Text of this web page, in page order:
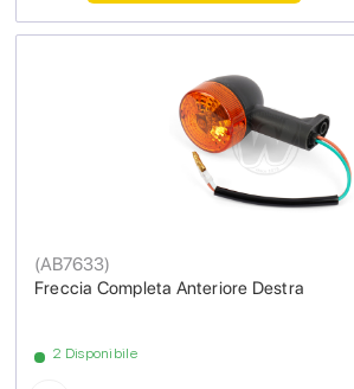
Freccia Completa Anteriore Destra
(AB7633)
2 Disponibile